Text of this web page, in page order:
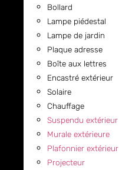
Bollard
Lampe piédestal
Lampe de jardin
Plaque adresse
Boîte aux lettres
Encastré extérieur
Solaire
Chauffage
Suspendu extérieur
Murale extérieure
Plafonnier extérieur
Projecteur